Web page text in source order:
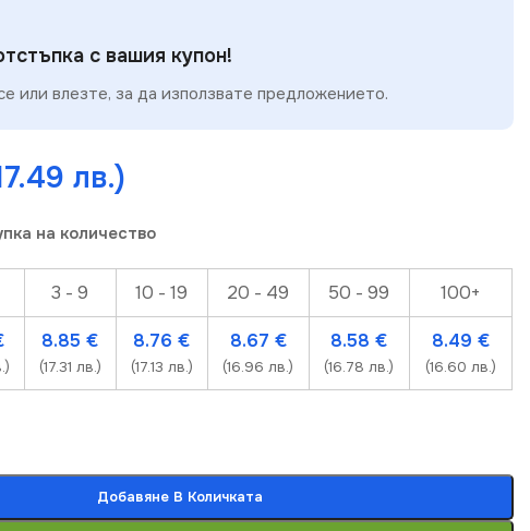
с вашия купон!
или влезте, за да използвате предложението.
лв.)
на количество
3 - 9 10 - 19 20 - 49 50 - 99 100+
8.85€
(17.31 лв.)
8.76€
(17.13 лв.)
8.67 €
(16.96 лв.)
8.58€
(16.78 лв.)
8.49 €
(16.60 лв.)
Добавяне В Количката